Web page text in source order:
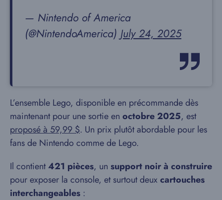
— Nintendo of America
(@NintendoAmerica) July 24, 2025
L’ensemble Lego, disponible en précommande dès
maintenant pour une sortie en octobre 2025, est
proposé à 59,99 $. Un prix plutôt abordable pour les
fans de Nintendo comme de Lego.
Il contient421 pièces, un support noir à construire
pour exposer la console, et surtout deuxcartouches
interchangeables :